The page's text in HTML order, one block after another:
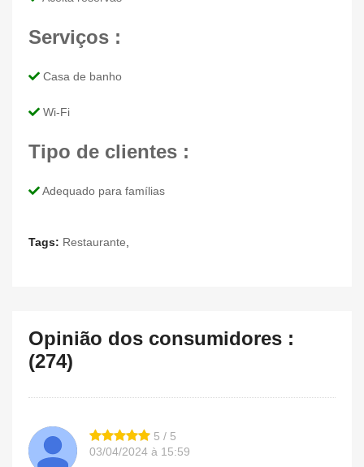
Serviços :
Casa de banho
Wi-Fi
Tipo de clientes :
Adequado para famílias
Tags: Restaurante
Opinião dos consumidores :
(274)
5 / 5
03/04/2024 à 15:59